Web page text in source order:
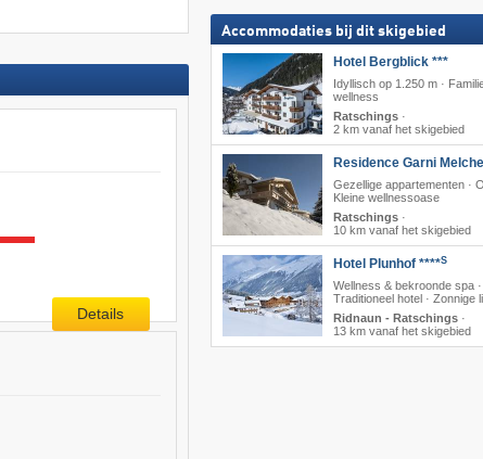
Details
Accommodaties bij dit skigebied
Hotel Bergblick ***
Idyllisch op 1.250 m ·
wellness
Ratschings·
2 km vanaf het skigebied
Residence Garni
Gezellige appartementen ·
Kleine wellnessoase
Ratschings·
10 km vanaf het skigebied
Hotel Plunhof ****S
Wellness & bekroonde spa ·
Traditioneel hotel · Zonnige
Ridnaun - Ratschings·
13 km vanaf het skigebied